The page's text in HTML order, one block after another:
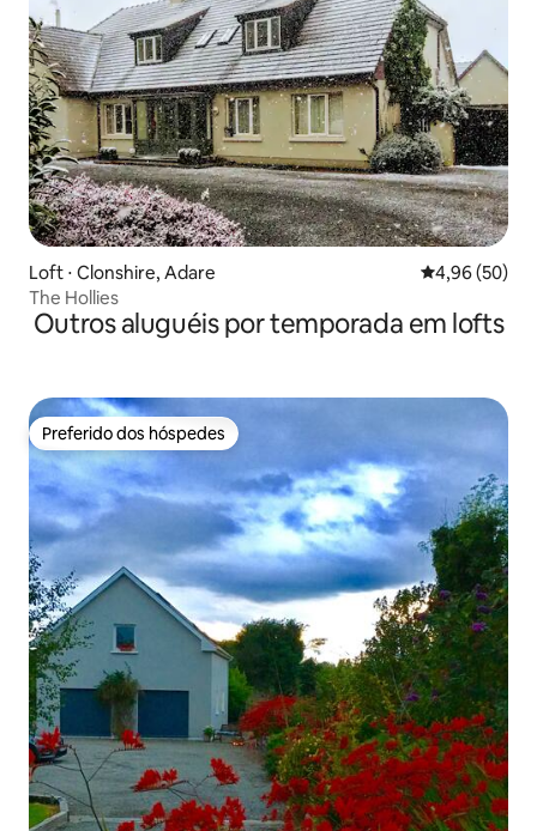
Loft ⋅ Clonshire, Adare 4,96 de uma
4,96 (50)
The Hollies
Outros aluguéis por temporada em lofts
Preferido dos hóspedes
Preferido dos hóspedes